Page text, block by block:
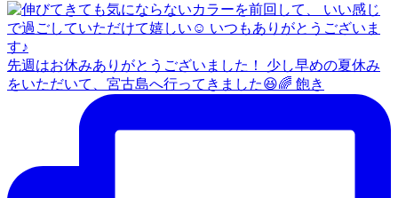
先週はお休みありがとうございました！ 少し早めの夏休み
をいただいて、宮古島へ行ってきました😆🌈 飽き